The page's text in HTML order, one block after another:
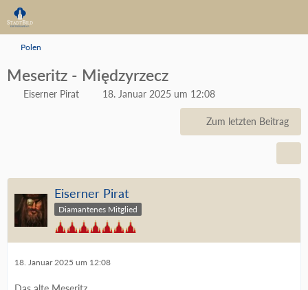
Polen
Meseritz - Międzyrzecz
Eiserner Pirat 18. Januar 2025 um 12:08
Zum letzten Beitrag
Eiserner Pirat
Diamantenes Mitglied
18. Januar 2025 um 12:08